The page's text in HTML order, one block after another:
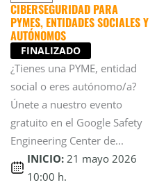
CIBERSEGURIDAD PARA
PYMES, ENTIDADES SOCIALES Y
AUTÓNOMOS
FINALIZADO
¿Tienes una PYME, entidad
social o eres autónomo/a?
Únete a nuestro evento
gratuito en el Google Safety
Engineering Center de...
INICIO: 21 mayo 2026
10:00 h.